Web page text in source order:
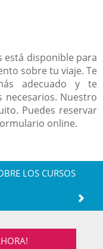
está disponible para
sobre tu viaje. Te
adecuado y te
Nuestro
Puedes reservar
online.
LOS CURSOS